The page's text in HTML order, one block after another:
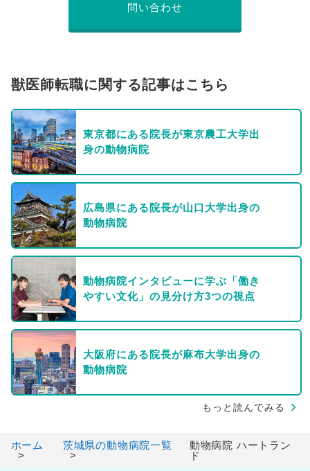
問い合わせ
獣医師転職に関する記事はこちら
東京都にある院長が東京農工大学出
身の動物病院
広島県にある院長が山口大学出身の
動物病院
動物病院インタビューに学ぶ「働き
やすい文化」の見分け方3つの視点
大阪府にある院長が麻布大学出身の
動物病院
もっと読んでみる
ホーム 茨城県の動物病院一覧
動物病院 ハートラン
ド